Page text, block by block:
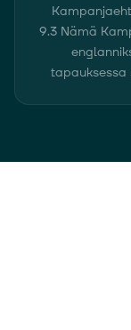
9.3 Nämä
tapauksessa